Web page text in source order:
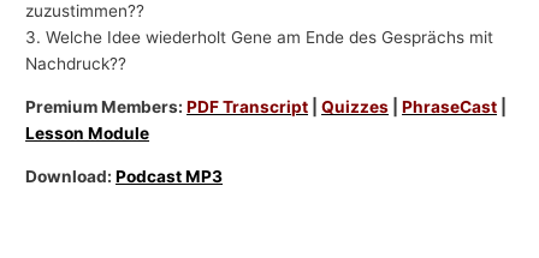
zuzustimmen??
3. Welche Idee wiederholt Gene am Ende des Gesprächs mit
Nachdruck??
Premium Members:PDF Transcript |Quizzes |PhraseCast
Lesson Module
Download:Podcast MP3